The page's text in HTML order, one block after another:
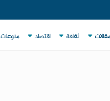
مقالات ثقافة اقتصاد منوعات